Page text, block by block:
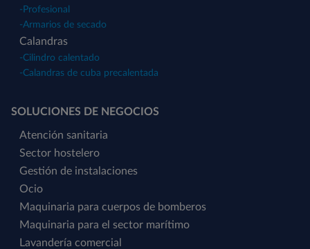
- Profesional
-Armarios de secado
Calandras
-Cilindro calentado
-Calandras de cuba precalentada
SOLUCIONES DE NEGOCIOS
Atención sanitaria
Sector hostelero
Gestión de instalaciones
Ocio
Maquinaria para cuerpos de bomberos
Maquinaria para el sector marítimo
Lavandería comercial